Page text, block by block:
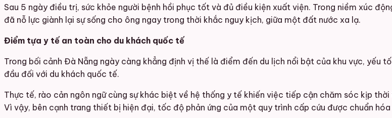
Sau 5 ngày điều trị, sức khỏe người bệnh hồi phục tốt và đủ điều kiện xuất viện. Trong niềm xúc
đã nỗ lực giành lại sự sống cho ông ngay trong thời khắc nguy kịch, giữa một đất nước xa lạ.
Điểm tựa y tế an toàn cho du khách quốc tế
Trong bối cảnh Đà Nẵng ngày càng khẳng định vị thế là điểm đến du lịch nổi bật của khu vực, yếu
đầu đối với du khách quốc tế.
Thực tế, rào cản ngôn ngữ cùng sự khác biệt về hệ thống y tế khiến việc tiếp cận chăm sóc kịp
Vì vậy, bên cạnh trang thiết bị hiện đại, tốc độ phản ứng của một quy trình cấp cứu được chuẩn